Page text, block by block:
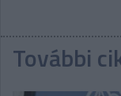
További